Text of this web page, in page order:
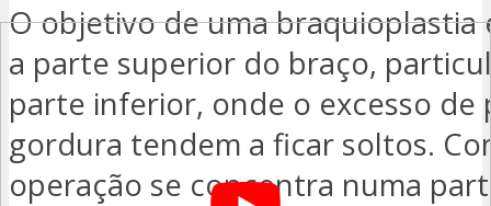
O objetivo de uma braquioplastia
a parte superior do braço,
parte inferior, onde o excesso de
gordura tendem a ficar soltos.
operação se concentra numa